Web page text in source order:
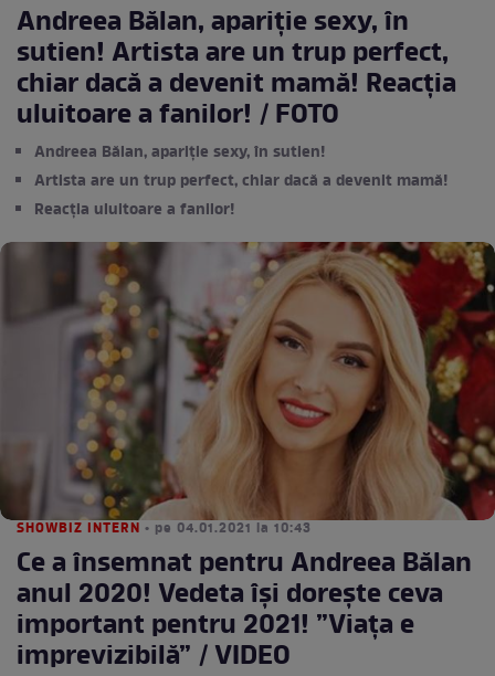
Andreea Bălan, apariție sexy, în
sutien! Artista are un trup perfect,
chiar dacă a devenit mamă! Reacția
uluitoare a fanilor! / FOTO
Andreea Bălan, apariție sexy, în sutien!
Artista are un trup perfect, chiar dacă a devenit mamă!
Reacția uluitoare a fanilor!
SHOWBIZ INTERN • pe 04.01.2021 la 10:43
Ce a însemnat pentru Andreea Bălan
anul 2020! Vedeta își dorește ceva
important pentru 2021! ”Viața e
imprevizibilă” / VIDEO